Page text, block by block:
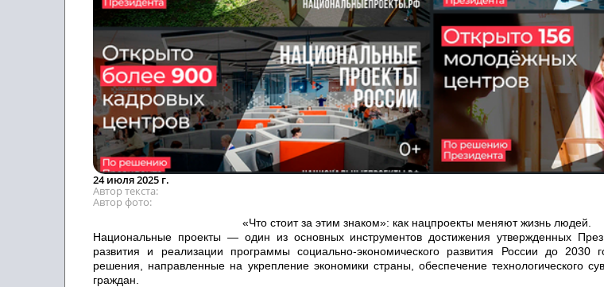
24 июля 2025 г.
Автор текста
Автор фото
«Что стоит за этим знаком»: как нацпроекты меняют жизнь людей.
Национальные проекты — один из основных инструментов достижения утвержденных
развития и реализации программы социально-экономического развития России до
решения, направленные на укрепление экономики страны, обеспечение технологического
граждан.